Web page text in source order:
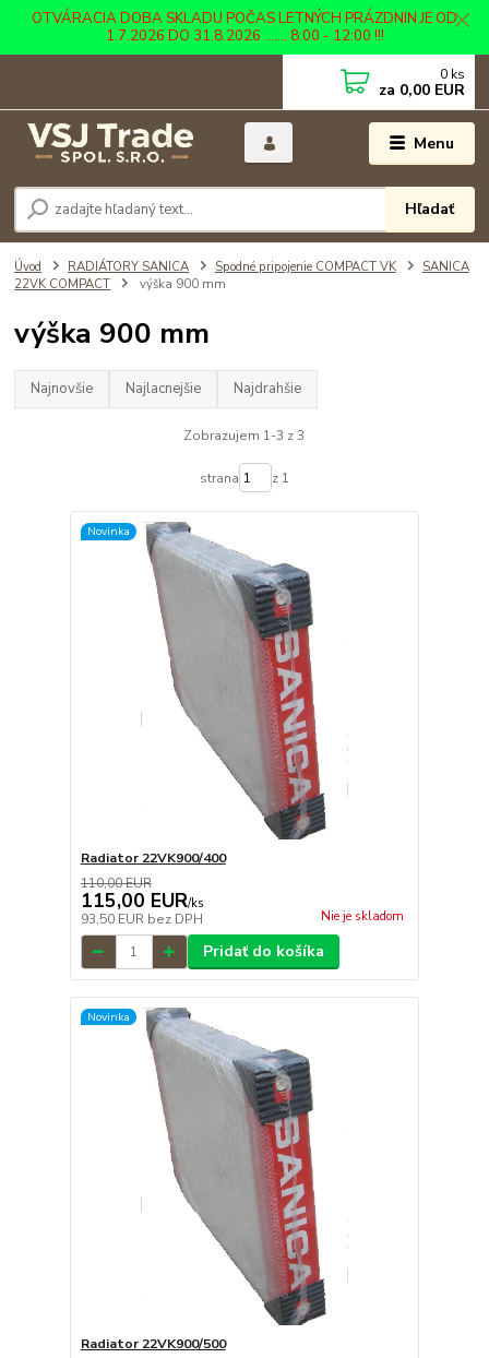
OTVÁRACIA DOBA SKLADU POČAS LETNÝCH PRÁZDNIN JE OD
1.7.2026 DO 31.8.2026 ....... 8:00 - 12:00 !!!
Menu
Hľadať
0 ks
za 0,00 EUR
Úvod RADIÁTORY SANICA Spodné pripojenie COMPACT VK
SANICA
22VK COMPACT
výška 900 mm
výška 900 mm
Najnovšie Najlacnejšie Najdrahšie
Zobrazujem 1-3 z 3
strana z 1
Novinka
Radiator 22VK900/400
110,00 EUR
115,00 EUR/ks
93,50 EUR bez DPH Nie je skladom
Pridať do košíka
Novinka
Radiator 22VK900/500